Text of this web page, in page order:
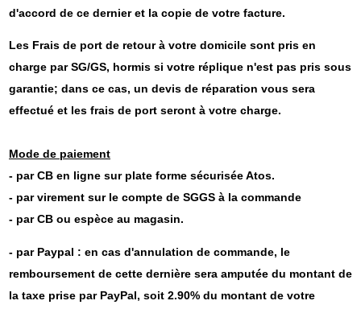
d'accord de ce dernier et la copie de votre facture.
Les Frais de port de retour à votre domicile sont pris en
charge par SG/GS, hormis si votre réplique n'est pas pris sous
garantie; dans ce cas, un devis de réparation vous sera
effectué et les frais de port seront à votre charge.
Mode de paiement
- par CB en ligne sur plate forme sécurisée Atos.
- par virement sur le compte de SGGS à la commande
- par CB ou espèce au magasin.
- par Paypal : en cas d'annulation de commande, le
remboursement de cette dernière sera amputée du montant de
la taxe prise par PayPal, soit 2.90% du montant de votre